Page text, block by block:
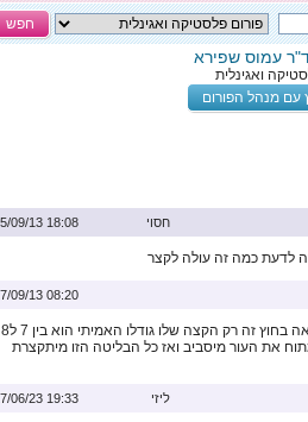
חפש
עמוס שפירא
ואגינלית
עם מנהל הפורום
18:08 25/09/13 חסוי
לדעת כמה זה עולה לקצר
08:20 27/09/13
הדגדגן הוא אבר גדול החלק שאת רואה בחוץ זה רק הקצה שלו גודלו האמיתי הוא בין 7 ל8
את העור מיסביב ואז כל הבליטה הזו מיתקצרת
19:33 17/06/23 ליזי